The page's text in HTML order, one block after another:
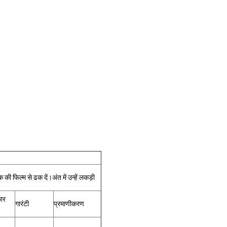
की फिल्म से ढक दें।अंत में उन्हें लकड़ी
गारंटी प्रमाणीकरण